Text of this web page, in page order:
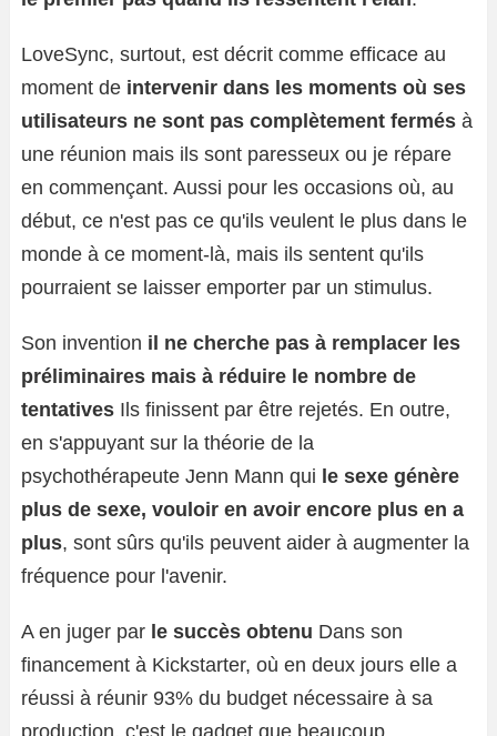
LoveSync, surtout, est décrit comme efficace au
moment de intervenir dans les moments où ses
utilisateurs ne sont pas complètement fermés à
une réunion mais ils sont paresseux ou je répare
en commençant. Aussi pour les occasions où, au
début, ce n'est pas ce qu'ils veulent le plus dans le
monde à ce moment-là, mais ils sentent qu'ils
pourraient se laisser emporter par un stimulus.
Son invention il ne cherche pas à remplacer les
préliminaires mais à réduire le nombre de
tentatives Ils finissent par être rejetés. En outre,
en s'appuyant sur la théorie de la
psychothérapeute Jenn Mann qui le sexe génère
plus de sexe, vouloir en avoir encore plus en a
plus, sont sûrs qu'ils peuvent aider à augmenter la
fréquence pour l'avenir.
A en juger par le succès obtenu Dans son
financement à Kickstarter, où en deux jours elle a
réussi à réunir 93% du budget nécessaire à sa
production, c'est le gadget que beaucoup